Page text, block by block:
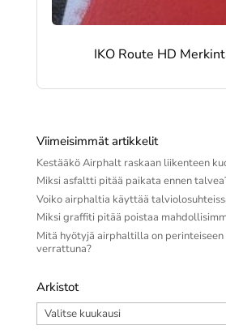
IKO Route HD
Viimeisimmät artikkelit
Kestääkö Airphalt raskaan liikenteen
Miksi asfaltti pitää paikata ennen
Voiko airphaltia käyttää
Miksi graffiti pitää poistaa
Mitä hyötyjä airphaltilla on
verrattuna?
Arkistot
Arkistot